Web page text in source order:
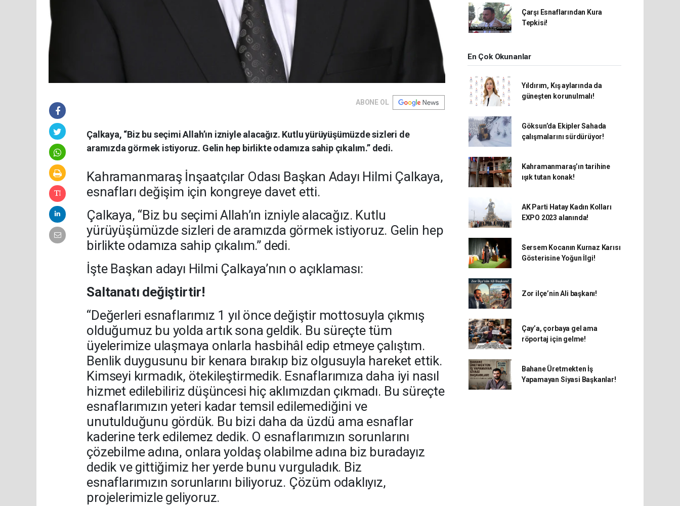
ABONE OL
Çalkaya, “Biz bu seçimi Allah’ın izniyle alacağız. Kutlu yürüyüşümüzde sizleri de
aramızda görmek istiyoruz. Gelin hep birlikte odamıza sahip çıkalım.” dedi.
Kahramanmaraş İnşaatçılar Odası Başkan Adayı Hilmi Çalkaya,
esnafları değişim için kongreye davet etti.
Çalkaya, “Biz bu seçimi Allah’ın izniyle alacağız. Kutlu
yürüyüşümüzde sizleri de aramızda görmek istiyoruz. Gelin hep
birlikte odamıza sahip çıkalım.” dedi.
İşte Başkan adayı Hilmi Çalkaya’nın o açıklaması:
Saltanatı değiştirtir!
“Değerleri esnaflarımız 1 yıl önce değiştir mottosuyla çıkmış
olduğumuz bu yolda artık sona geldik. Bu süreçte tüm
üyelerimize ulaşmaya onlarla hasbihâl edip etmeye çalıştım.
Benlik duygusunu bir kenara bırakıp biz olgusuyla hareket ettik.
Kimseyi kırmadık, ötekileştirmedik. Esnaflarımıza daha iyi nasıl
hizmet edilebiliriz düşüncesi hiç aklımızdan çıkmadı. Bu süreçte
esnaflarımızın yeteri kadar temsil edilemediğini ve
unutulduğunu gördük. Bu bizi daha da üzdü ama esnaflar
kaderine terk edilemez dedik. O esnaflarımızın sorunlarını
çözebilme adına, onlara yoldaş olabilme adına biz buradayız
dedik ve gittiğimiz her yerde bunu vurguladık. Biz
esnaflarımızın sorunlarını biliyoruz. Çözüm odaklıyız,
projelerimizle geliyoruz.
Çarşı Esnaflarından Kura
Tepkisi!
En Çok Okunanlar
Yıldırım, Kış aylarında da
güneşten korunulmalı!
Göksun’da Ekipler Sahada
çalışmalarını sürdürüyor!
Kahramanmaraş’ın tarihine
ışık tutan konak!
AK Parti Hatay Kadın Kolları
EXPO 2023 alanında!
Sersem Kocanın Kurnaz Karısı
Gösterisine Yoğun İlgi!
Zor ilçe’nin Ali başkanı!
Çay’a, çorbaya gel ama
röportaj için gelme!
Bahane Üretmekten İş
Yapamayan Siyasi Başkanlar!